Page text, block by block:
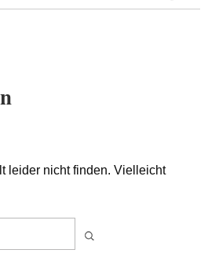
leider nicht finden. Vielleicht